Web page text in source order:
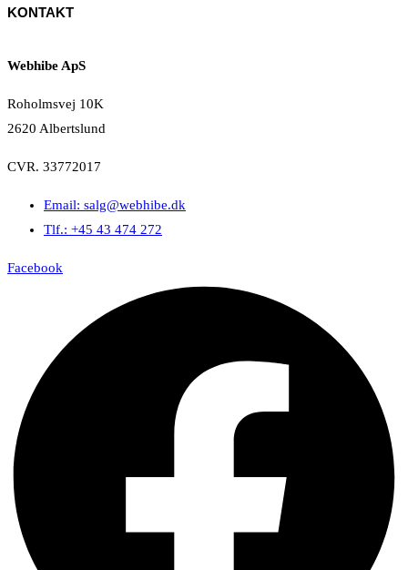
KONTAKT
Webhibe ApS
Roholmsvej 10K
2620 Albertslund
CVR. 33772017
Email: salg@webhibe.dk
Tlf.: +45 43 474 272
Facebook